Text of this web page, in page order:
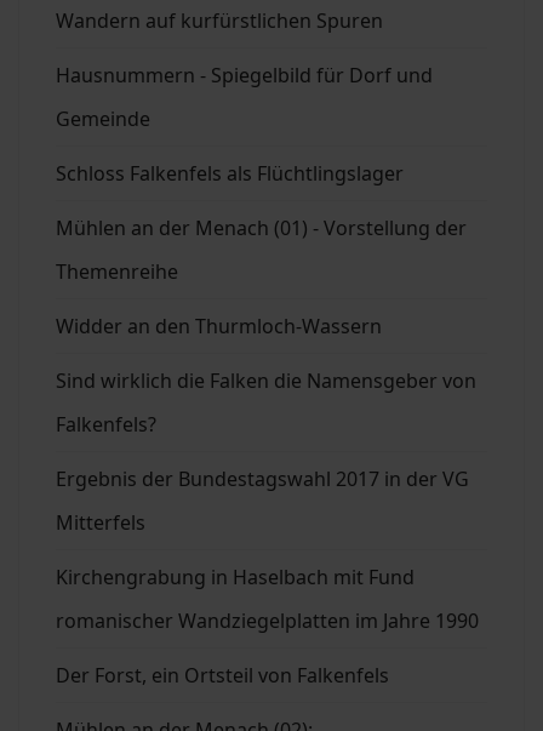
Wandern auf kurfürstlichen Spuren
Hausnummern - Spiegelbild für Dorf und
Gemeinde
Schloss Falkenfels als Flüchtlingslager
Mühlen an der Menach (01) - Vorstellung der
Themenreihe
Widder an den Thurmloch-Wassern
Sind wirklich die Falken die Namensgeber von
Falkenfels?
Ergebnis der Bundestagswahl 2017 in der VG
Mitterfels
Kirchengrabung in Haselbach mit Fund
romanischer Wandziegelplatten im Jahre 1990
Der Forst, ein Ortsteil von Falkenfels